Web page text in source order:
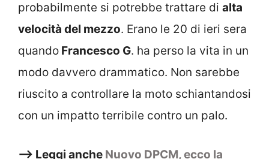
probabilmente si potrebbe trattare di alta
velocità del mezzo. Erano le 20 di ieri sera
quando Francesco G. ha perso la vita in un
modo davvero drammatico. Non sarebbe
riuscito a controllare la moto schiantandosi
con un impatto terribile contro un palo.
–> Leggi anche Nuovo DPCM, ecco la